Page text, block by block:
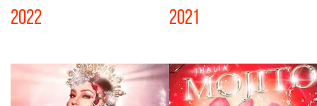
2022 2021